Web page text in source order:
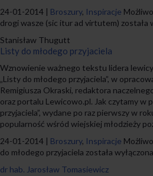
24-01-2014 | Broszury, Inspiracje
drogi wasze (sic itur ad virtutem) została
Stanisław Thugutt
Listy do młodego przyjaciela
Wznowienie ważnego tekstu lidera
„Listy do młodego przyjaciela”, w
Remigiusza Okraski, redaktora
oraz portalu Lewicowo.pl. Jak czytamy w
przyjaciela”, wydane po raz pierwszy w
popularność wśród wiejskiej młodzieży
24-01-2014 | Broszury, Inspiracje
do młodego przyjaciela została wyłączona
dr hab. Jarosław Tomasiewicz